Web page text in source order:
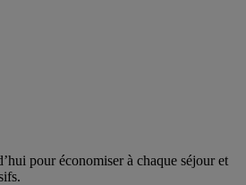
pour économiser à chaque séjour et